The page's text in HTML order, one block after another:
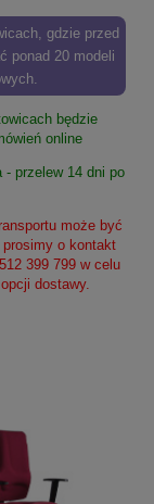
gdzie przed
ponad 20 modeli
będzie
online
- przelew 14 dni po
może być
o kontakt
399 799 w celu
dostawy.